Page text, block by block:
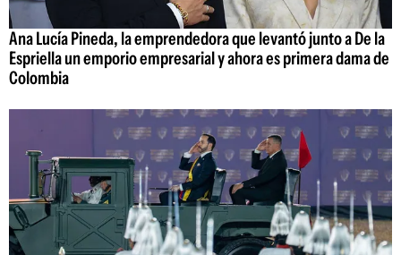
Ana Lucía Pineda, la emprendedora que levantó junto a De la
Espriella un emporio empresarial y ahora es primera dama de
Colombia